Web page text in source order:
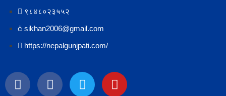
९८४८०२३५५२
sikhan2006@gmail.com
https://nepalgunjpati.com/